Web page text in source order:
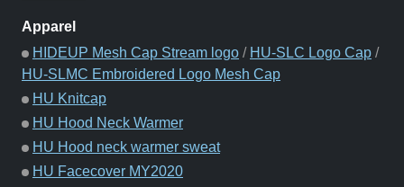
Apparel
HIDEUP Mesh Cap Stream logo / HU-SLC Logo Cap /
HU-SLMC Embroidered Logo Mesh Cap
HU Knitcap
HU Hood Neck Warmer
HU Hood neck warmer sweat
HU Facecover MY2020